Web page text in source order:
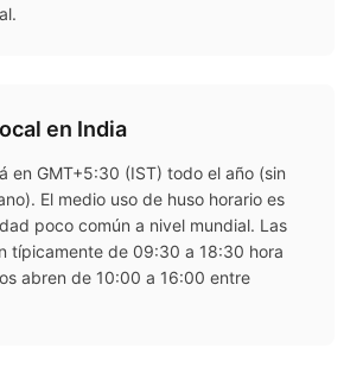
en India
en GMT+5:30 (IST) todo el año (sin
El medio uso de huso horario es
poco común a nivel mundial. Las
típicamente de 09:30 a 18:30 hora
abren de 10:00 a 16:00 entre